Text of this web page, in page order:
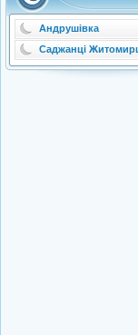
Андрушівка
Саджанці